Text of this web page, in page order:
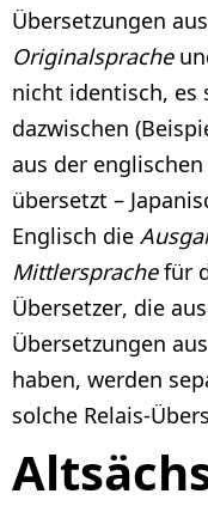
Übersetzungen
Originalsprache
nicht identisch, es
dazwischen
aus der
übersetzt –
Englisch die
Mittlersprachefür
Übersetzer, die
Übersetzungen
haben, werden
solche Relais-